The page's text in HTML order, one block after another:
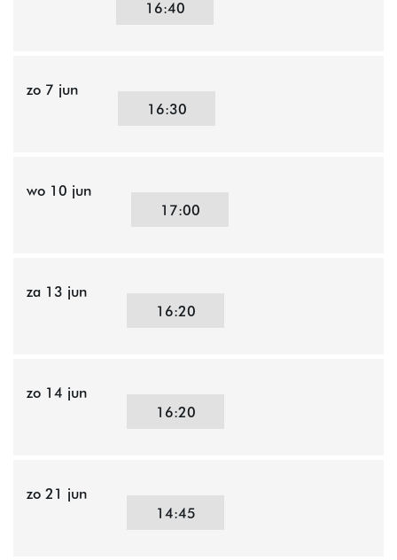
16:40
zo 7 jun
16:30
wo 10 jun
17:00
za 13 jun
16:20
zo 14 jun
16:20
zo 21 jun
14:45